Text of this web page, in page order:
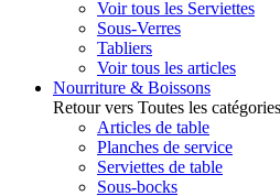
Voir tous les Serviettes
Sous-Verres
Tabliers
Voir tous les articles
Nourriture & Boissons
Retour vers Toutes les catégories
Articles de table
Planches de service
Serviettes de table
Sous-bocks